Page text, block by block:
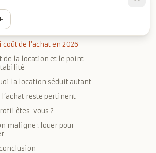
coût de l’achat en 2026
de la location et le point
la location séduit autant
l’achat reste pertinent
êtes-vous ?
maligne : louer pour